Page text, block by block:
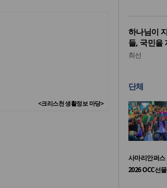
<크리스천 생활정보 마당>
하나님이
들, 국민을
최선
단체
사마리안퍼스
2026 OCC선